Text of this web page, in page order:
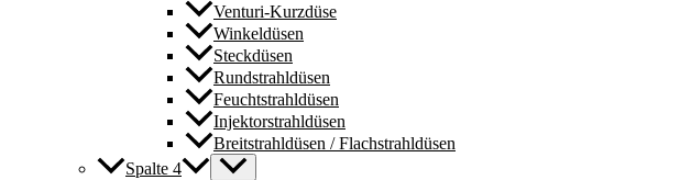
Venturi-Kurzdüse
Winkeldüsen
Steckdüsen
Rundstrahldüsen
Feuchtstrahldüsen
Injektorstrahldüsen
Breitstrahldüsen / Flachstrahldüsen
Spalte 4